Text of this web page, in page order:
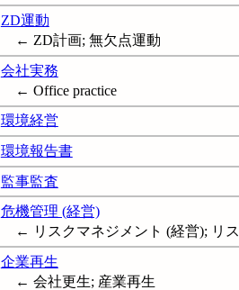
ZD運動
← ZD計画; 無欠点運動
会社実務
← Office practice
環境経営
環境報告書
監事監査
危機管理 (経営)
← リスクマネジメント (経営); リ
企業再生
← 会社更生; 産業再生